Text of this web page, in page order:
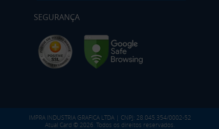
SEGURANÇA
IMPRA INDUSTRIA GRAFICA LTDA | CNPJ: 28.045.354/0002-52
Atual Card © 2026. Todos os direitos reservados.